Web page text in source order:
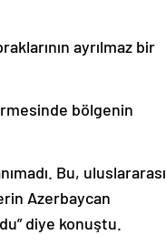
ayrılmaz bir
bölgenin
Bu, uluslararası
Azerbaycan
diye konuştu.